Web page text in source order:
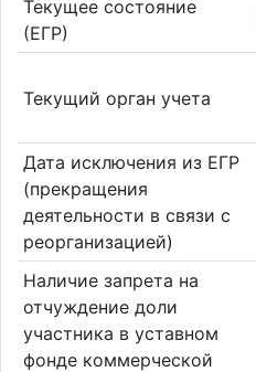
Текущее состояние
(ЕГР)
Текущий орган учета
Дата исключения из ЕГР
(прекращения
деятельности в связи с
реорганизацией)
Наличие запрета на
отчуждение доли
участника в уставном
фонде коммерческой